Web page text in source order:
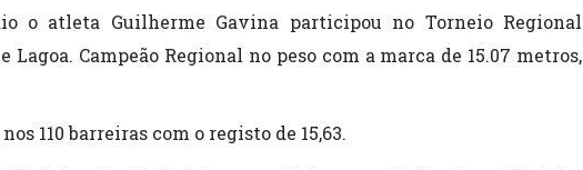
o atleta Guilherme Gavina participou no Torneio Regional
Campeão Regional no peso com a marca de 15.07 metros,
110 barreiras com o registo de 15,63.